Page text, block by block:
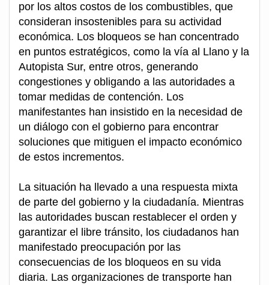
por los altos costos de los combustibles, que
consideran insostenibles para su actividad
económica. Los bloqueos se han concentrado
en puntos estratégicos, como la vía al Llano y la
Autopista Sur, entre otros, generando
congestiones y obligando a las autoridades a
tomar medidas de contención. Los
manifestantes han insistido en la necesidad de
un diálogo con el gobierno para encontrar
soluciones que mitiguen el impacto económico
de estos incrementos.
La situación ha llevado a una respuesta mixta
de parte del gobierno y la ciudadanía. Mientras
las autoridades buscan restablecer el orden y
garantizar el libre tránsito, los ciudadanos han
manifestado preocupación por las
consecuencias de los bloqueos en su vida
diaria. Las organizaciones de transporte han